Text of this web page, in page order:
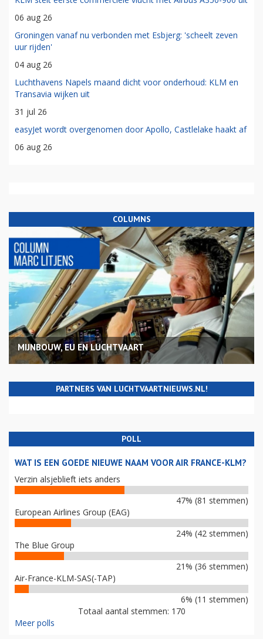
06 aug 26
Groningen vanaf nu verbonden met Esbjerg: 'scheelt zeven
uur rijden'
04 aug 26
Luchthavens Napels maand dicht voor onderhoud: KLM en
Transavia wijken uit
31 jul 26
easyJet wordt overgenomen door Apollo, Castlelake haakt af
06 aug 26
COLUMNS
MIJNBOUW, EU EN LUCHTVAART
PARTNERS VAN LUCHTVAARTNIEUWS.NL!
POLL
WAT IS EEN GOEDE NIEUWE NAAM VOOR AIR FRANCE-KLM?
Verzin alsjeblieft iets anders
47% (81 stemmen)
European Airlines Group (EAG)
24% (42 stemmen)
The Blue Group
21% (36 stemmen)
Air-France-KLM-SAS(-TAP)
6% (11 stemmen)
Totaal aantal stemmen: 170
Meer polls